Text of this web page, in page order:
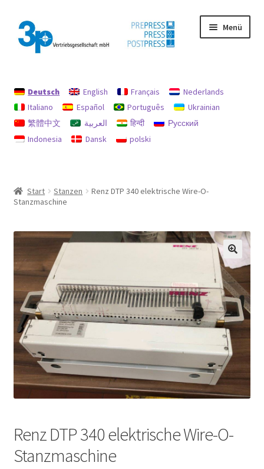
Zur
Navigation
springen
Zum
Inhalt
springen
Menü
Datenschutz
Gebrauchtmaschinen
Deutsch English Français
Nederlands
Italiano
Español Português
Ukrainian
繁體中文
العربية हिन्दी
Русский
Indonesia
Dansk polski
Start Stanzen
Renz DTP 340 elektrische Wire-O-
Stanzmaschine
Renz DTP 340 elektrische Wire-O-
Stanzmaschine